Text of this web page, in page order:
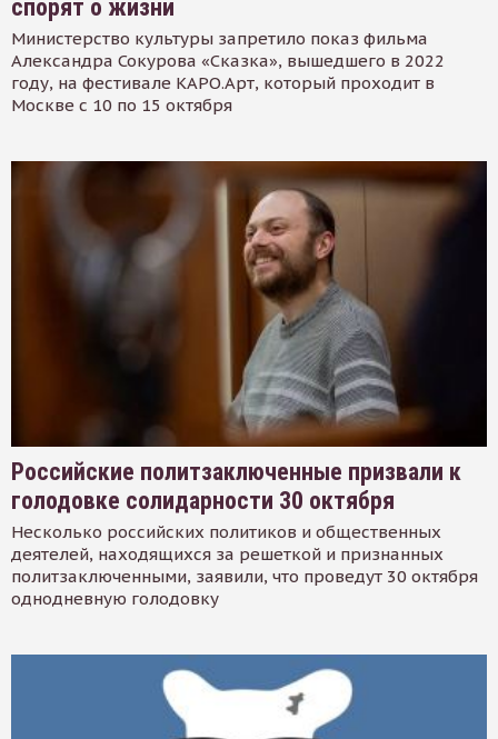
спорят о жизни
Министерство культуры запретило показ фильма
Александра Сокурова «Сказка», вышедшего в 2022
году, на фестивале КАРО.Арт, который проходит в
Москве с 10 по 15 октября
Российские политзаключенные призвали к
голодовке солидарности 30 октября
Несколько российских политиков и общественных
деятелей, находящихся за решеткой и признанных
политзаключенными, заявили, что проведут 30 октября
однодневную голодовку